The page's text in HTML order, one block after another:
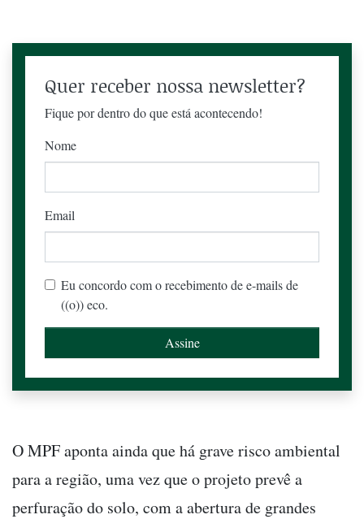
Quer receber nossa newsletter?
Fique por dentro do que está acontecendo!
Nome
Email
Eu concordo com o recebimento de e-mails de
((o)) eco.
O MPF aponta ainda que há grave risco ambiental
para a região, uma vez que o projeto prevê a
perfuração do solo, com a abertura de grandes